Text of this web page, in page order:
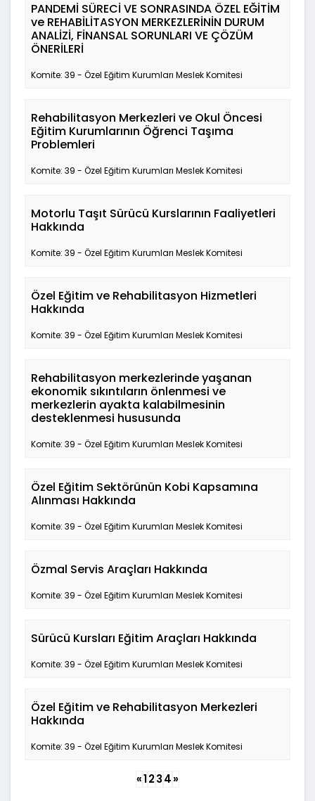
PANDEMİ SÜRECİ VE SONRASINDA ÖZEL EĞİTİM
ve REHABİLİTASYON MERKEZLERİNİN DURUM
ANALİZİ, FİNANSAL SORUNLARI VE ÇÖZÜM
ÖNERİLERİ
Komite: 39 - Özel Eğitim Kurumları Meslek Komitesi
Rehabilitasyon Merkezleri ve Okul Öncesi
Eğitim Kurumlarının Öğrenci Taşıma
Problemleri
Komite: 39 - Özel Eğitim Kurumları Meslek Komitesi
Motorlu Taşıt Sürücü Kurslarının Faaliyetleri
Hakkında
Komite: 39 - Özel Eğitim Kurumları Meslek Komitesi
Özel Eğitim ve Rehabilitasyon Hizmetleri
Hakkında
Komite: 39 - Özel Eğitim Kurumları Meslek Komitesi
Rehabilitasyon merkezlerinde yaşanan
ekonomik sıkıntıların önlenmesi ve
merkezlerin ayakta kalabilmesinin
desteklenmesi hususunda
Komite: 39 - Özel Eğitim Kurumları Meslek Komitesi
Özel Eğitim Sektörünün Kobi Kapsamına
Alınması Hakkında
Komite: 39 - Özel Eğitim Kurumları Meslek Komitesi
Özmal Servis Araçları Hakkında
Komite: 39 - Özel Eğitim Kurumları Meslek Komitesi
Sürücü Kursları Eğitim Araçları Hakkında
Komite: 39 - Özel Eğitim Kurumları Meslek Komitesi
Özel Eğitim ve Rehabilitasyon Merkezleri
Hakkında
Komite: 39 - Özel Eğitim Kurumları Meslek Komitesi
«1234»